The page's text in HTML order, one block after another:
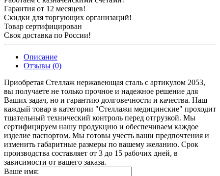
Гарантия от 12 месяцев!
Скидки для торгующих организаций!
Товар сертифицирован
Своя доставка по России!
Описание
Отзывы (0)
Приобретая Стеллаж нержавеющая сталь c артикулом 2053,
вы получаете не только прочное и надежное решение для
Ваших задач, но и гарантию долговечности и качества. Наш
каждый товар в категории "Стеллажи медицинские" проходит
тщательный технический контроль перед отгрузкой. Мы
сертифицируем нашу продукцию и обеспечиваем каждое
изделие паспортом. Мы готовы учесть ваши предпочтения и
изменить габаритные размеры по вашему желанию. Срок
производства составляет от 3 до 15 рабочих дней, в
зависимости от вашего заказа.
Ваше имя: